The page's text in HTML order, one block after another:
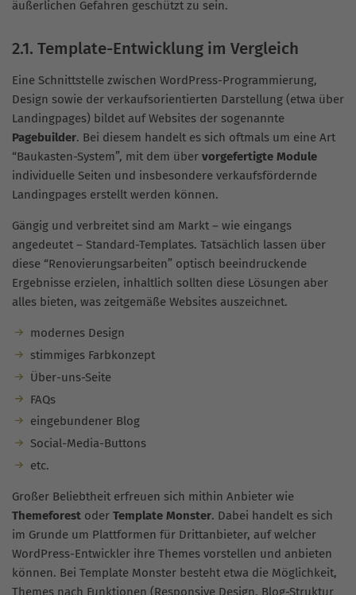
äußerlichen Gefahren geschützt zu sein.
2.1. Template-Entwicklung im Vergleich
Eine Schnittstelle zwischen WordPress-Programmierung,
Design sowie der verkaufsorientierten Darstellung (etwa über
Landingpages) bildet auf Websites der sogenannte
Pagebuilder. Bei diesem handelt es sich oftmals um eine Art
“Baukasten-System”, mit dem über vorgefertigte Module
individuelle Seiten und insbesondere verkaufsfördernde
Landingpages erstellt werden können.
Gängig und verbreitet sind am Markt – wie eingangs
angedeutet – Standard-Templates. Tatsächlich lassen über
diese “Renovierungsarbeiten” optisch beeindruckende
Ergebnisse erzielen, inhaltlich sollten diese Lösungen aber
alles bieten, was zeitgemäße Websites auszeichnet.
modernes Design
stimmiges Farbkonzept
Über-uns-Seite
FAQs
eingebundener Blog
Social-Media-Buttons
etc.
Großer Beliebtheit erfreuen sich mithin Anbieter wie
Themeforest oder Template Monster. Dabei handelt es sich
im Grunde um Plattformen für Drittanbieter, auf welcher
WordPress-Entwickler ihre Themes vorstellen und anbieten
können. Bei Template Monster besteht etwa die Möglichkeit,
Themes nach Funktionen (Responsive Design, Blog-Struktur